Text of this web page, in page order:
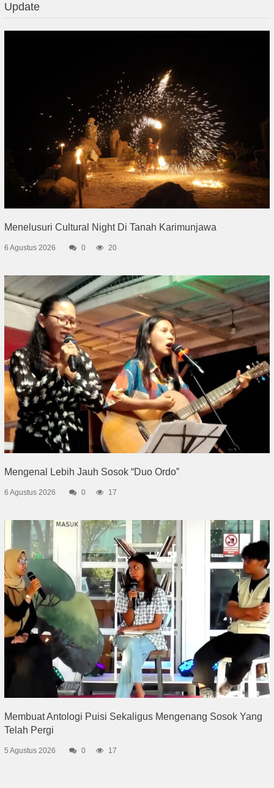
Update
Menelusuri Cultural Night Di Tanah Karimunjawa
6 Agustus 2026 0 20
Mengenal Lebih Jauh Sosok “Duo Ordo”
6 Agustus 2026 0 17
Membuat Antologi Puisi Sekaligus Mengenang Sosok Yang
Telah Pergi
5 Agustus 2026 0 17